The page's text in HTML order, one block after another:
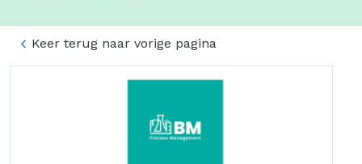
Keer terug naar vorige pagina